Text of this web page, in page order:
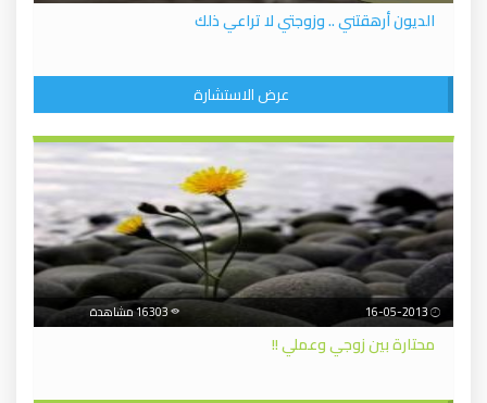
الديون أرهقتني .. وزوجتي لا تراعي ذلك
عرض الاستشارة
16-05-2013 16303 مشاهدة
محتارة بين زوجي وعملي !!